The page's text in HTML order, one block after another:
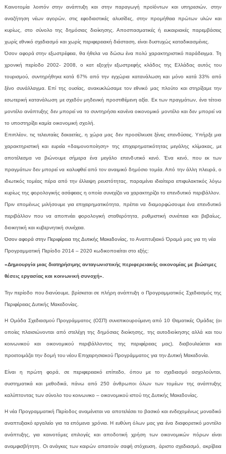
Καινοτομία λοιπόν στην ανάπτυξη και στην παραγωγή προϊόντων και υπηρεσιών, στην
αναζήτηση νέων αγορών, στις εφοδιαστικές αλυσίδες, στην προμήθεια πρώτων υλών και
κυρίως, στο σύνολο της δημόσιας διοίκησης. Αποσπασματικές ή ευκαιριακές παρεμβάσεις
χωρίς εθνικό σχεδιασμό και χωρίς περιφερειακή διάσταση, είναι δυστυχώς καταδικασμένες.
Όσον αφορά στην εξωστρέφεια, θα ήθελα να δώσω ένα πολύ χαρακτηριστικό παράδειγμα. Τη
χρονική περίοδο 2002- 2008, ο κατ εξοχήν εξωστρεφής κλάδος της Ελλάδας αυτός του
τουρισμού, συντηρήθηκε κατά 67% από την εγχώρια κατανάλωση και μόνο κατά 33% από
ξένο συνάλλαγμα. Επί της ουσίας, ανακυκλώσαμε τον εθνικό μας πλούτο και στηρίξαμε την
εσωτερική κατανάλωση με σχεδόν μηδενική προστιθέμενη αξία. Εκ των πραγμάτων, ένα τέτοιο
μοντέλο ανάπτυξης δεν μπορεί να το συντηρήσει κανένα οικονομικό μοντέλο και δεν μπορεί να
το υποστηρίξει καμία οικονομική σχολή.
Επιπλέον, τις τελευταίες δεκαετίες, η χώρα μας δεν προσέλκυσε ξένες επενδύσεις. Υπήρξε μια
χαρακτηριστική και ευρεία «δαιμονοποίηση» της επιχειρηματικότητας μεγάλης κλίμακας, με
αποτέλεσμα να βιώνουμε σήμερα ένα μεγάλο επενδυτικό κενό. Ένα κενό, που εκ των
πραγμάτων δεν μπορεί να καλυφθεί από τον αναιμικό δημόσιο τομέα. Από την άλλη πλευρά, ο
ιδιωτικός τομέας πέρα από την έλλειψη ρευστότητας, παραμένει ιδιαίτερα επιφυλακτικός λόγω
κυρίως της φορολογικής ασάφειας η οποία συνεχίζει να χαρακτηρίζει το επενδυτικό περιβάλλον.
Πριν επομένως μιλήσουμε για επιχειρηματικότητα, πρέπει να διαμορφώσουμε ένα επενδυτικό
περιβάλλον που να αποπνέει φορολογική σταθερότητα, ρυθμιστική συνέπεια και βεβαίως,
διοικητική και κυβερνητική συνέχεια.
Όσον αφορά στην Περιφέρεια της Δυτικής Μακεδονίας, το Αναπτυξιακό Όραμά μας για τη νέα
Προγραμματική Περίοδο 2014 – 2020 κωδικοποιείται στο εξής:
«Δημιουργία μιας διατηρήσιμης ανταγωνιστικής περιφερειακής οικονομίας με βιώσιμες
θέσεις εργασίας και κοινωνική συνοχή».
Την περίοδο που διανύουμε, βρίσκεται σε πλήρη ανάπτυξη ο Προγραμματικός Σχεδιασμός της
Περιφέρειας Δυτικής Μακεδονίας.
Η Ομάδα Σχεδιασμού Προγράμματος (ΟΣΠ) συνεπικουρούμενη από 10 Θεματικές Ομάδες (οι
οποίες πλαισιώνονται από στελέχη της δημόσιας διοίκησης, της αυτοδιοίκησης αλλά και του
κοινωνικού και οικονομικού περιβάλλοντος της περιφέρειας μας), διαβουλεύεται και
προετοιμάζει την δομή του νέου Επιχειρησιακού Προγράμματος για την Δυτική Μακεδονία.
Είναι η πρώτη φορά, σε περιφερειακό επίπεδο, όπου με το σχεδιασμό ασχολούνται,
συστηματικά και μεθοδικά, πάνω από 250 άνθρωποι όλων των τομέων της ανάπτυξης
καλύπτοντας των σύνολο του κοινωνικο – οικονομικού ιστού της Δυτικής Μακεδονίας.
Η νέα Προγραμματική Περίοδος αναμένεται να αποτελέσει το βασικό και ενδεχομένως μοναδικό
αναπτυξιακό εργαλείο για τα επόμενα χρόνια. Η ευθύνη όλων μας για ένα διαφορετικό μοντέλο
ανάπτυξης, για καινοτόμες επιλογές και αποδοτική χρήση των οικονομικών πόρων είναι
αναμφισβήτητη. Οι ανάγκες των καιρών απαιτούν σαφή στόχευση, άριστο σχεδιασμό, ακρίβεια